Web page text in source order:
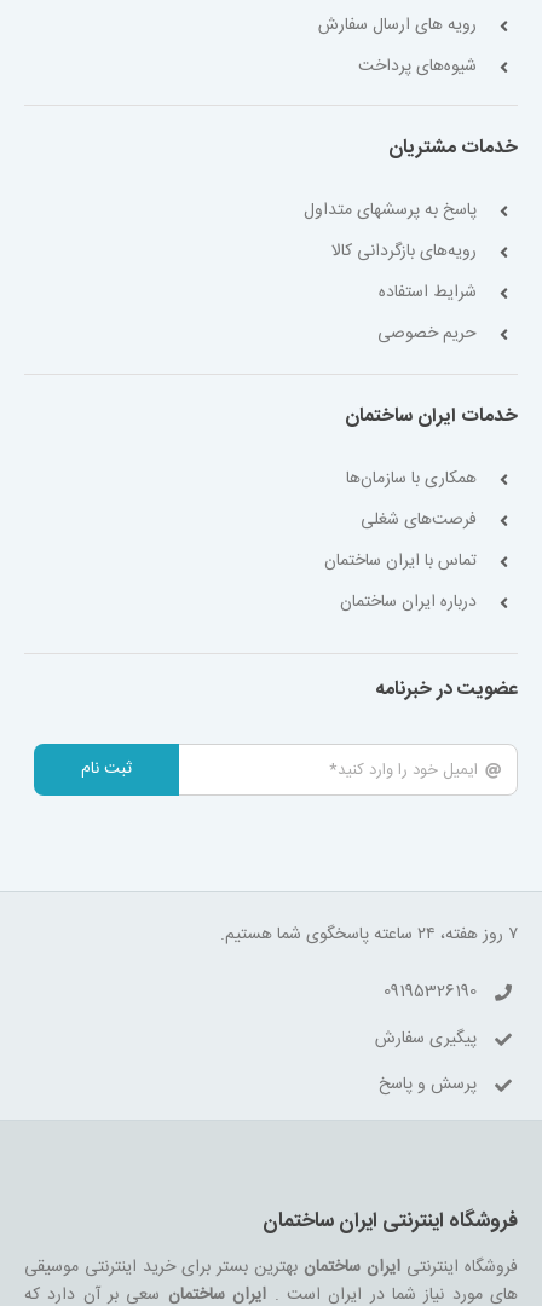
رویه های ارسال سفارش
شیوه‌های پرداخت
خدمات مشتریان
پاسخ به پرسشهای متداول
رویه‌های بازگردانی کالا
شرایط استفاده
حریم خصوصی
خدمات ایران ساختمان
همکاری با سازمان‌ها
فرصت‌های شغلی
تماس با ایران ساختمان
درباره ایران ساختمان
عضویت در خبرنامه
ثبت نام
۷ روز هفته، ۲۴ ساعته پاسخگوی شما هستیم.
09195326190
پیگیری سفارش
پرسش و پاسخ
فروشگاه اینترنتی ایران ساختمان
فروشگاه اینترنتی ایران ساختمان بهترین بستر برای خرید اینترنتی موسیقی
های مورد نیاز شما در ایران است . ایران ساختمان سعی بر آن دارد که